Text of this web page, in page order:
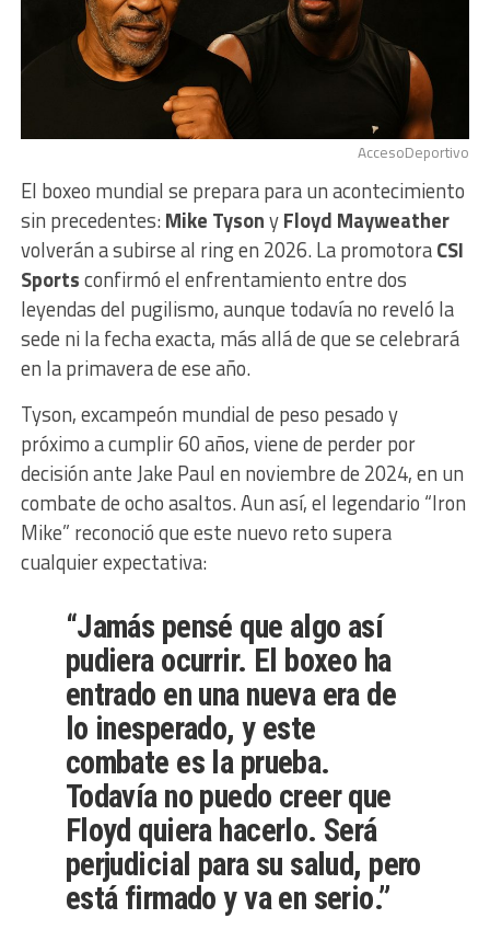
AccesoDeportivo
El boxeo mundial se prepara para un acontecimiento
sin precedentes:Mike TysonyFloyd Mayweather
volverán a subirse al ring en 2026. La promotoraCSI
Sportsconfirmó el enfrentamiento entre dos
leyendas del pugilismo, aunque todavía no reveló la
sede ni la fecha exacta, más allá de que se celebrará
en la primavera de ese año.
Tyson, excampeón mundial de peso pesado y
próximo a cumplir 60 años, viene de perder por
decisión ante Jake Paul en noviembre de 2024, en un
combate de ocho asaltos. Aun así, el legendario “Iron
Mike” reconoció que este nuevo reto supera
cualquier expectativa:
“Jamás pensé que algo así
pudiera ocurrir. El boxeo ha
entrado en una nueva era de
lo inesperado, y este
combate es la prueba.
Todavía no puedo creer que
Floyd quiera hacerlo. Será
perjudicial para su salud, pero
está firmado y va en serio.”